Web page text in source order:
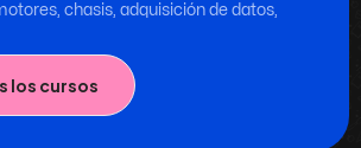
chasis, adquisición de datos,
los cursos